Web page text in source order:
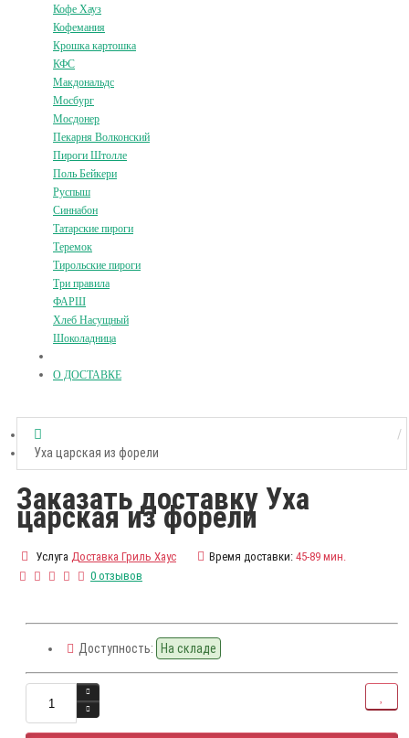
Кофе Хауз
Кофемания
Крошка картошка
КФС
Макдональдс
Мосбург
Мосдонер
Пекарня Волконский
Пироги Штолле
Поль Бейкери
Руспыш
Синнабон
Татарские пироги
Теремок
Тирольские пироги
Три правила
ФАРШ
Хлеб Насущный
Шоколадница
О ДОСТАВКЕ
Уха царская из форели
Заказать доставку Уха
царская из форели
Услуга Доставка Гриль Хаус Время доставки: 45-89 мин.
0 отзывов
Доступность: На складе